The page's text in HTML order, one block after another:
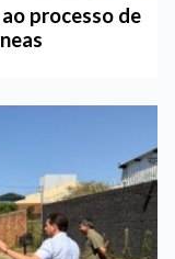
processo de